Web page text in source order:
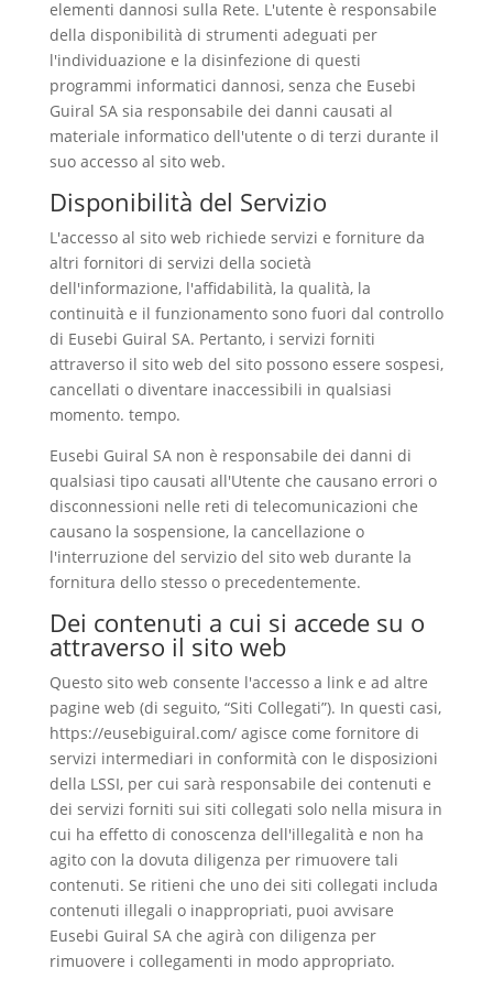
elementi dannosi sulla Rete. L'utente è responsabile
della disponibilità di strumenti adeguati per
l'individuazione e la disinfezione di questi
programmi informatici dannosi, senza che Eusebi
Guiral SA sia responsabile dei danni causati al
materiale informatico dell'utente o di terzi durante il
suo accesso al sito web.
Disponibilità del Servizio
L'accesso al sito web richiede servizi e forniture da
altri fornitori di servizi della società
dell'informazione, l'affidabilità, la qualità, la
continuità e il funzionamento sono fuori dal controllo
di Eusebi Guiral SA. Pertanto, i servizi forniti
attraverso il sito web del sito possono essere sospesi,
cancellati o diventare inaccessibili in qualsiasi
momento. tempo.
Eusebi Guiral SA non è responsabile dei danni di
qualsiasi tipo causati all'Utente che causano errori o
disconnessioni nelle reti di telecomunicazioni che
causano la sospensione, la cancellazione o
l'interruzione del servizio del sito web durante la
fornitura dello stesso o precedentemente.
Dei contenuti a cui si accede su o
attraverso il sito web
Questo sito web consente l'accesso a link e ad altre
pagine web (di seguito, “Siti Collegati”). In questi casi,
https://eusebiguiral.com/ agisce come fornitore di
servizi intermediari in conformità con le disposizioni
della LSSI, per cui sarà responsabile dei contenuti e
dei servizi forniti sui siti collegati solo nella misura in
cui ha effetto di conoscenza dell'illegalità e non ha
agito con la dovuta diligenza per rimuovere tali
contenuti. Se ritieni che uno dei siti collegati includa
contenuti illegali o inappropriati, puoi avvisare
Eusebi Guiral SA che agirà con diligenza per
rimuovere i collegamenti in modo appropriato.